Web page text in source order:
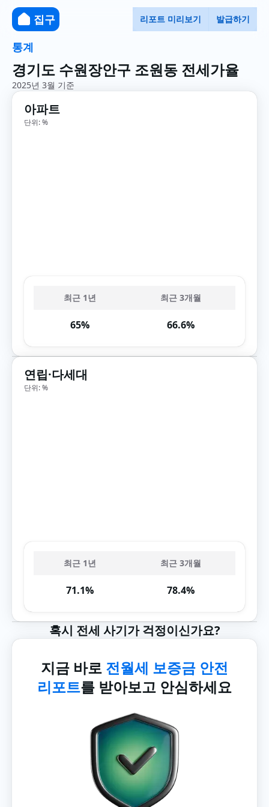
집구 리포트 미리보기 발급하기
통계
경기도 수원장안구 조원동 전세가율
2025년 3월 기준
아파트
단위: %
최근 1년 최근 3개월
65% 66.6%
연립·다세대
단위: %
최근 1년 최근 3개월
71.1% 78.4%
혹시 전세 사기가 걱정이신가요?
지금 바로 전월세 보증금 안전
리포트를 받아보고 안심하세요